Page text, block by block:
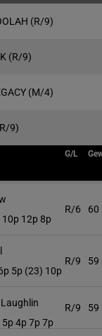
(R/9)
(R/9)
(M/4)
9)
G/L
12p 8p
R/6 60
5p (23) 10p
R/9 59
4p 7p 7p
R/9 59